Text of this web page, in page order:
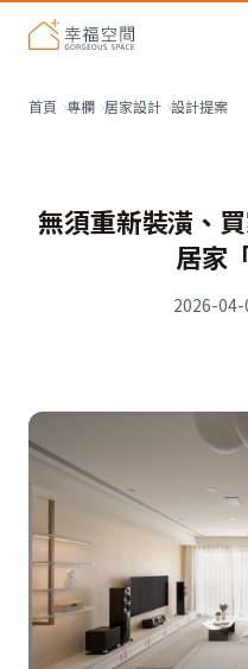
首頁 專欄 居家設計 設計提案
無須重新裝潢、
居家
2026-04-